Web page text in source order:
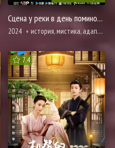
Сцена у реки в день поминовения усопших
2024 история, мистика, адаптация новел, расследование, триллер
7.4